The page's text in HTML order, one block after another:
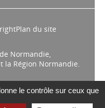
Plan du site
Normandie,
la Région Normandie.
le contrôle sur ceux que